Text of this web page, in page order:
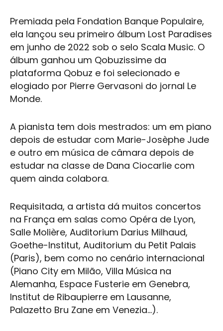
Premiada pela Fondation Banque Populaire,
ela lançou seu primeiro álbum Lost Paradises
em junho de 2022 sob o selo Scala Music. O
álbum ganhou um Qobuzissime da
plataforma Qobuz e foi selecionado e
elogiado por Pierre Gervasoni do jornal Le
Monde.
A pianista tem dois mestrados: um em piano
depois de estudar com Marie-Josèphe Jude
e outro em música de câmara depois de
estudar na classe de Dana Ciocarlie com
quem ainda colabora.
Requisitada, a artista dá muitos concertos
na França em salas como Opéra de Lyon,
Salle Molière, Auditorium Darius Milhaud,
Goethe-Institut, Auditorium du Petit Palais
(Paris), bem como no cenário internacional
(Piano City em Milão, Villa Música na
Alemanha, Espace Fusterie em Genebra,
Institut de Ribaupierre em Lausanne,
Palazetto Bru Zane em Venezia...).